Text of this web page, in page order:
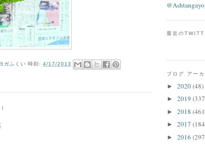
ガふくい 時刻:4/17/2013
最近の
ブログ アー
► 2020(48)
► 2019
► 2018
► 2017
► 2016